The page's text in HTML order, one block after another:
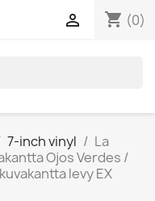
shopping_cart (0)

7-inch vinyl
La
Ojos Verdes /
levy EX